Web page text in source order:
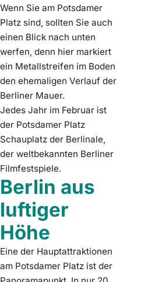
Wenn Sie am Potsdamer
Platz sind, sollten Sie auch
einen Blick nach unten
werfen, denn hier markiert
ein Metallstreifen im Boden
den ehemaligen Verlauf der
Berliner Mauer.
Jedes Jahr im Februar ist
der Potsdamer Platz
Schauplatz der Berlinale,
der weltbekannten Berliner
Filmfestspiele.
Berlin aus
luftiger
Höhe
Eine der Hauptattraktionen
am Potsdamer Platz ist der